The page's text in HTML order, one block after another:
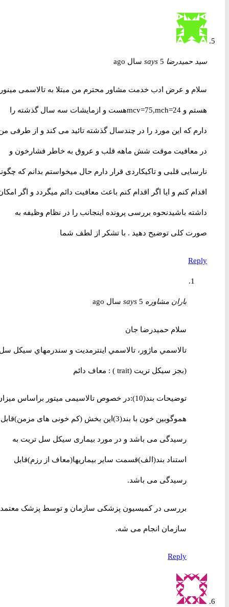
سید حمیدرضا says 5 سال ago
سلام و عرض ادب خدمت مشاور محترم من مبتلا به تالاسمی مینور
هستم و mcv=75,mch=24هست و ازمایشات سه سال گذشته را
دارم که این مورد را در چندسال گذشته تائید می کند و از طرفی من
در معافیت موقت شش ماهه قلب و عروق به خاطر فشارخون و
نارسایی قلبی و تاکیکاردی قرار دارم حال میخواستم بدانم که چگونه
اقدام کنم و ایا اگر اقدام کنم باعث معافیت دائم میگردد و اگر امکان
داشته باشیدنحوه بررسی پرونده اینجانب را در نظام وظیفه به
صورت کلی توضیح دهید . با تشکر از لطف شما
Reply
باران مشاوره says 5 سال ago
سلام حمیدرضا جان
تالاسمي ماژور، تالاسمي اينترمديت و سندرمهاي سيكل سل
(بجز سيکل تريت (trait ) : معاف دائم
توضيحات بند(10):در خصوص تالاسیمی میتور براساس میزان
هموگوبین خون با بند(3)این بخش (کم خونی های مزمن)قابل
رسیدگی می باشد و در مورد بیماری سیکل سل تریت به
استناد بند(الف)قسمت سایر بیماریها(معاف از رزم)قابل
رسیدگی می باشد.
بررسی در کمیسیون پزشکی سازمان و توسط پزشک معتمد
سازمان انجام می شه.
Reply